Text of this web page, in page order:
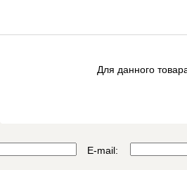
Для данного
E-mail: